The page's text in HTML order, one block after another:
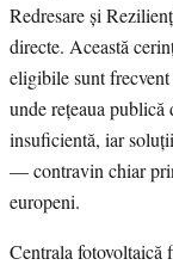
Redresare și
directe. Această
eligibile sunt
unde rețeaua publică
insuficientă, iar
— contravin chiar
europeni.
Centrala fotovoltaică